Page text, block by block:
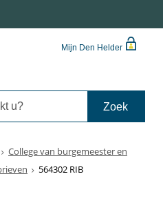
Mijn Den Helder
College van burgemeester en
564302 RIB